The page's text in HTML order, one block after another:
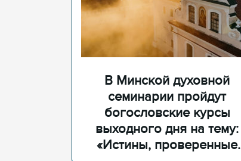
В Минской духовной
семинарии пройдут
богословские курсы
выходного дня на тему:
«Истины, проверенные